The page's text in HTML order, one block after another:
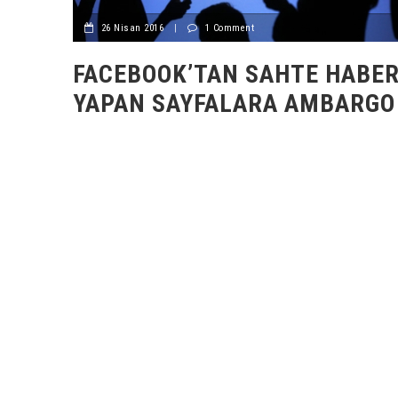
26 Nisan 2016 | 1 Comment
FACEBOOK’TAN SAHTE
YAPAN SAYFALARA